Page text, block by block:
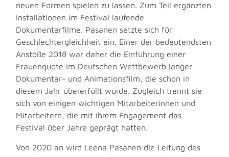
neuen Formen spielen zu lassen. Zum Teil ergänzten
Installationen im Festival laufende
Dokumentarfilme. Pasanen setzte sich für
Geschlechtergleichheit ein. Einer der bedeutendsten
Anstöße 2018 war daher die Einführung einer
Frauenquote im Deutschen Wettbewerb langer
Dokumentar- und Animationsfilm, die schon in
diesem Jahr übererfüllt wurde. Zugleich trennt sie
sich von einigen wichtigen Mitarbeiterinnen und
Mitarbeitern, die mit ihrem Engagement das
Festival über Jahre geprägt hatten.
Von 2020 an wird Leena Pasanen die Leitung des